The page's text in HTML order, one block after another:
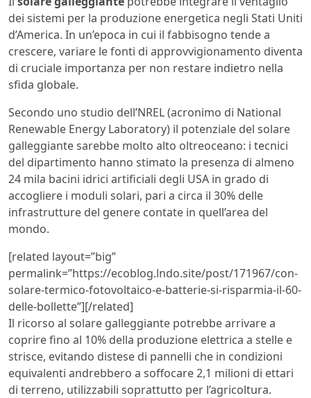
dei sistemi per la produzione energetica negli Stati Uniti
d’America. In un’epoca in cui il fabbisogno tende a
crescere, variare le fonti di approvvigionamento diventa
di cruciale importanza per non restare indietro nella
sfida globale.
Secondo uno studio dell’NREL (acronimo di National
Renewable Energy Laboratory) il potenziale del solare
galleggiante sarebbe molto alto oltreoceano: i tecnici
del dipartimento hanno stimato la presenza di almeno
24 mila bacini idrici artificiali degli USA in grado di
accogliere i moduli solari, pari a circa il 30% delle
infrastrutture del genere contate in quell’area del
mondo.
[related layout=”big”
permalink=”https://ecoblog.lndo.site/post/171967/con-
solare-termico-fotovoltaico-e-batterie-si-risparmia-il-60-
delle-bollette”][/related]
Il ricorso al solare galleggiante potrebbe arrivare a
coprire fino al 10% della produzione elettrica a stelle e
strisce, evitando distese di pannelli che in condizioni
equivalenti andrebbero a soffocare 2,1 milioni di ettari
di terreno, utilizzabili soprattutto per l’agricoltura.